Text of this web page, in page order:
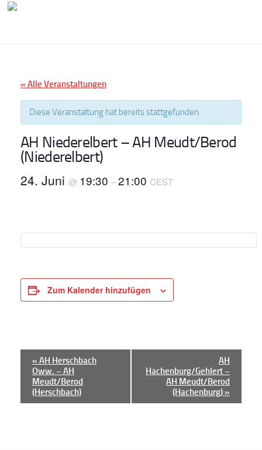
« Alle Veranstaltungen
Diese Veranstaltung hat bereits stattgefunden.
AH Niederelbert – AH Meudt/Berod
(Niederelbert)
24. Juni @ 19:30 –21:00 CEST
Zum Kalender hinzufügen
a
« AH Herschbach
Oww. – AH
Meudt/Berod
(Herschbach)
AH
Hachenburg/Gehlert –
AH Meudt/Berod
(Hachenburg) »